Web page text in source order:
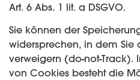
Art. 6 Abs. 1 lit. a DSGVO.
Sie können der
widersprechen, in dem Sie
verweigern (do-not-Track).
von Cookies besteht die